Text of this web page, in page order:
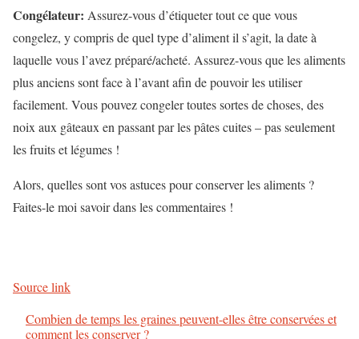
Congélateur: Assurez-vous d’étiqueter tout ce que vous
congelez, y compris de quel type d’aliment il s’agit, la date à
laquelle vous l’avez préparé/acheté. Assurez-vous que les aliments
plus anciens sont face à l’avant afin de pouvoir les utiliser
facilement. Vous pouvez congeler toutes sortes de choses, des
noix aux gâteaux en passant par les pâtes cuites – pas seulement
les fruits et légumes !
Alors, quelles sont vos astuces pour conserver les aliments ?
Faites-le moi savoir dans les commentaires !
Source link
Combien de temps les graines peuvent-elles être conservées et
comment les conserver ?